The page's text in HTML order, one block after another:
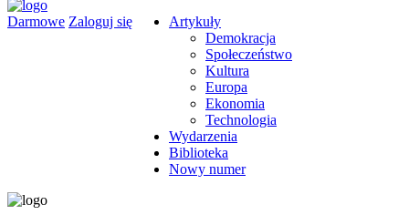
Darmowe Zaloguj się
Artykuły
Demokracja
Społeczeństwo
Kultura
Europa
Ekonomia
Technologia
Wydarzenia
Biblioteka
Nowy numer